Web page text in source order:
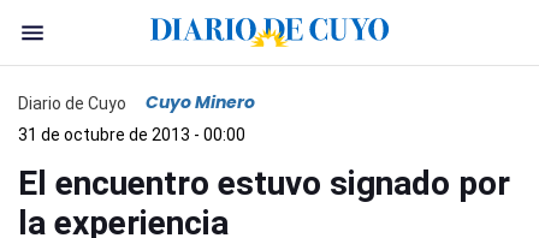
Diario de Cuyo Cuyo Minero
31 de octubre de 2013 - 00:00
El encuentro estuvo signado por
la experiencia